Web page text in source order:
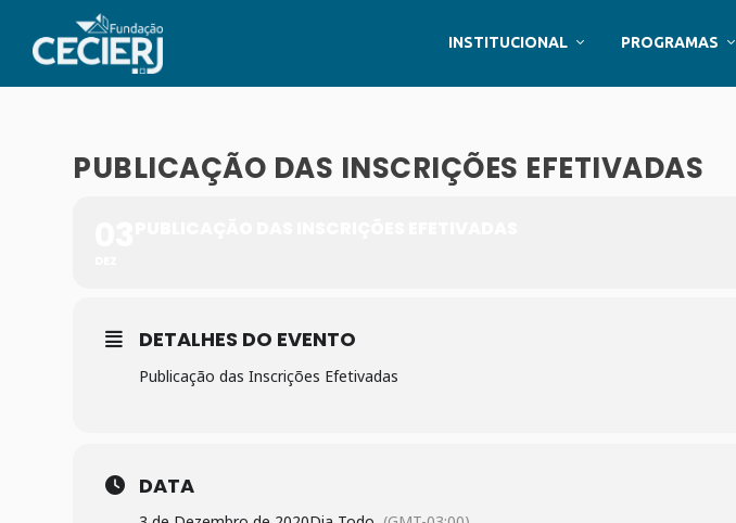
INSTITUCIONAL PROGRAMAS
PUBLICAÇÃO DAS INSCRIÇÕES EFETIVADAS
DETALHES DO EVENTO
Publicação das Inscrições Efetivadas
DATA